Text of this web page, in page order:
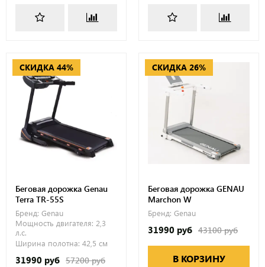
СКИДКА 44%
Беговая дорожка Genau
Terra TR-55S
Бренд: Genau
Мощность двигателя: 2,3
л.с.
Ширина полотна: 42,5 см
31990 руб 57200 руб
СКИДКА 26%
Беговая дорожка GENAU
Marchon W
Бренд: Genau
31990 руб 43100 руб
В КОРЗИНУ